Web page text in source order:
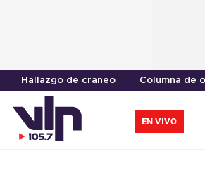
Hallazgo de craneo Columna de
EN VIVO